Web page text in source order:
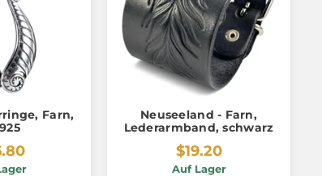
Farn,
Neuseeland - Farn,
Lederarmband, schwarz
$19.20
Auf Lager